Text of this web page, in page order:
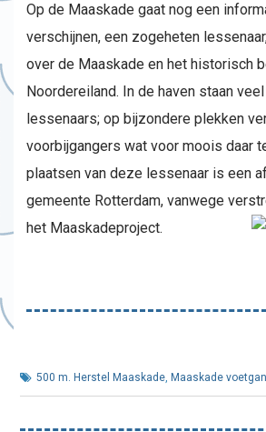
Op de Maaskade gaat nog een
verschijnen, een zogeheten
over de Maaskade en het historisch
Noordereiland. In de haven staan
lessenaars; op bijzondere plekken
voorbijgangers wat voor moois daar
plaatsen van deze lessenaar is een
gemeente Rotterdam, vanwege
het Maaskadeproject.
500 m. Herstel Maaskade, Maaskade